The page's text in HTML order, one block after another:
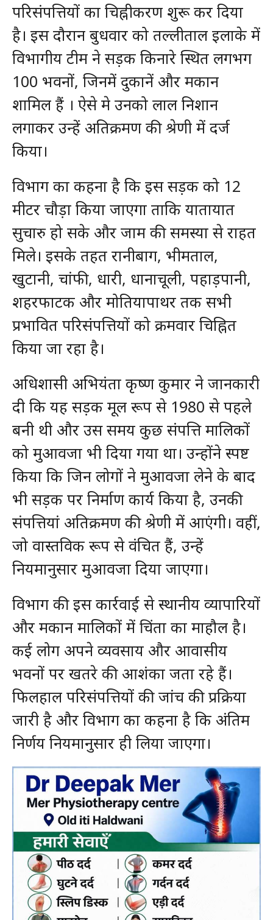
परिसंपत्तियों का चिह्नीकरण शुरू कर दिया
है। इस दौरान बुधवार को तल्लीताल इलाके में
विभागीय टीम ने सड़क किनारे स्थित लगभग
100 भवनों, जिनमें दुकानें और मकान
शामिल हैं । ऐसे मे उनको लाल निशान
लगाकर उन्हें अतिक्रमण की श्रेणी में दर्ज
किया।
विभाग का कहना है कि इस सड़क को 12
मीटर चौड़ा किया जाएगा ताकि यातायात
सुचारु हो सके और जाम की समस्या से राहत
मिले। इसके तहत रानीबाग, भीमताल,
खुटानी, चांफी, धारी, धानाचूली, पहाड़पानी,
शहरफाटक और मोतियापाथर तक सभी
प्रभावित परिसंपत्तियों को क्रमवार चिह्नित
किया जा रहा है।
अधिशासी अभियंता कृष्ण कुमार ने जानकारी
दी कि यह सड़क मूल रूप से 1980 से पहले
बनी थी और उस समय कुछ संपत्ति मालिकों
को मुआवजा भी दिया गया था। उन्होंने स्पष्ट
किया कि जिन लोगों ने मुआवजा लेने के बाद
भी सड़क पर निर्माण कार्य किया है, उनकी
संपत्तियां अतिक्रमण की श्रेणी में आएंगी। वहीं,
जो वास्तविक रूप से वंचित हैं, उन्हें
नियमानुसार मुआवजा दिया जाएगा।
विभाग की इस कार्रवाई से स्थानीय व्यापारियों
और मकान मालिकों में चिंता का माहौल है।
कई लोग अपने व्यवसाय और आवासीय
भवनों पर खतरे की आशंका जता रहे हैं।
फिलहाल परिसंपत्तियों की जांच की प्रक्रिया
जारी है और विभाग का कहना है कि अंतिम
निर्णय नियमानुसार ही लिया जाएगा।